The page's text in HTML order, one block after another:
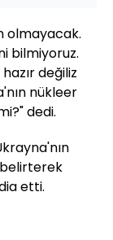
olmayacak.
bilmiyoruz.
değiliz
nükleer
dedi.
belirterek
etti.